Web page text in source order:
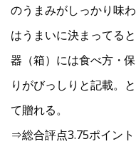
のうまみがしっかり味
はうまいに決まってる
器（箱）には食べ方・
りがびっしりと記載。
て贈れる。
⇒総合評点3.75ポイン